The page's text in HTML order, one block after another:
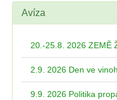
Avíza
20.-25.8. 2026 ZEMĚ
2.9. 2026 Den ve
9.9. 2026 Politika